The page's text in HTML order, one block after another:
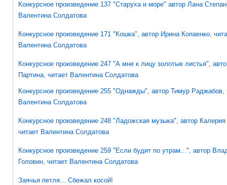
Конкурсное произведение 137 "Старуха и море" автор Лана
Валентина Солдатова
Конкурсное произведение 171 "Кошка", автор Ирина Копаенко,
Валентина Солдатова
Конкурсное произведение 247 "А мне к лицу золотые листья",
Партина, читает Валентина Солдатова
Конкурсное произведение 255 "Однажды", автор Тимур Раджабов,
Валентина Солдатова
Конкурсное произведение 248 "Ладожская музыка", автор
читает Валентина Солдатова
Конкурсное произведение 259 "Если будит по утрам...", автор
Головин, читает Валентина Солдатова
Заячья петля... Сбежал косой!